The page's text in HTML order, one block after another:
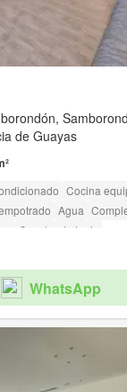
de Guayas
Cocina
Agua
Cancha de tenis
WhatsApp